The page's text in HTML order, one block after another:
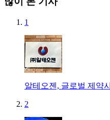
1
알테오젠, 글로벌 제약
2